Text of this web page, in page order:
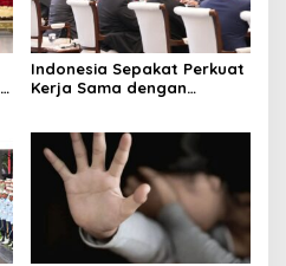
Indonesia Sepakat Perkuat
Kerja Sama dengan